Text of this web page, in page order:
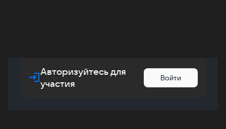
Авторизуйтесь для
участия
Войти